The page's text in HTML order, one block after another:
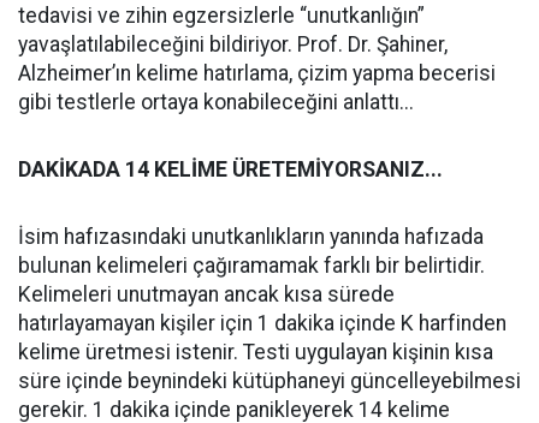
tedavisi ve zihin egzersizlerle “unutkanlığın”
yavaşlatılabileceğini bildiriyor. Prof. Dr. Şahiner,
Alzheimer’ın kelime hatırlama, çizim yapma becerisi
gibi testlerle ortaya konabileceğini anlattı...
DAKİKADA 14 KELİME ÜRETEMİYORSANIZ...
İsim hafızasındaki unutkanlıkların yanında hafızada
bulunan kelimeleri çağıramamak farklı bir belirtidir.
Kelimeleri unutmayan ancak kısa sürede
hatırlayamayan kişiler için 1 dakika içinde K harfinden
kelime üretmesi istenir. Testi uygulayan kişinin kısa
süre içinde beynindeki kütüphaneyi güncelleyebilmesi
gerekir. 1 dakika içinde panikleyerek 14 kelime